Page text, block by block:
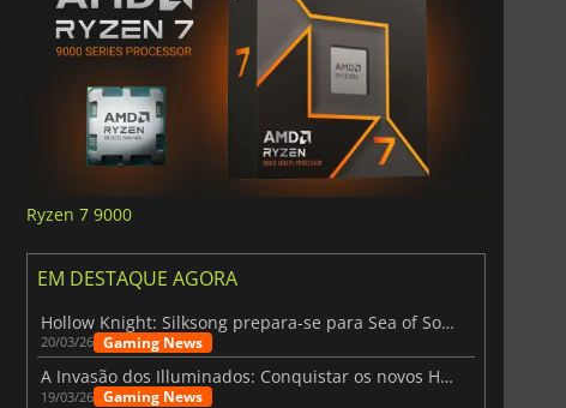
Ryzen 7 9000
EM DESTAQUE AGORA
Hollow Knight: Silksong prepara-se para Sea of Sorrow com um patch
20/03/26 Gaming News
A Invasão dos Illuminados: Conquistar os novos Helldivers 2 Atualização!
19/03/26 Gaming News